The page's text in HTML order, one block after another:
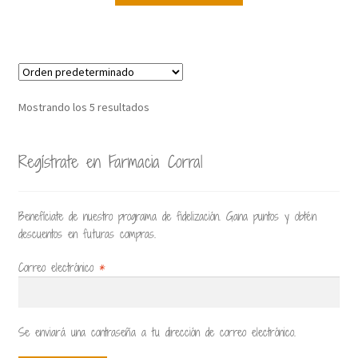
Mostrando los 5 resultados
Regístrate en Farmacia Corral
Benefíciate de nuestro programa de fidelización. Gana puntos y obtén
descuentos en futuras compras.
Correo electrónico *
Se enviará una contraseña a tu dirección de correo electrónico.